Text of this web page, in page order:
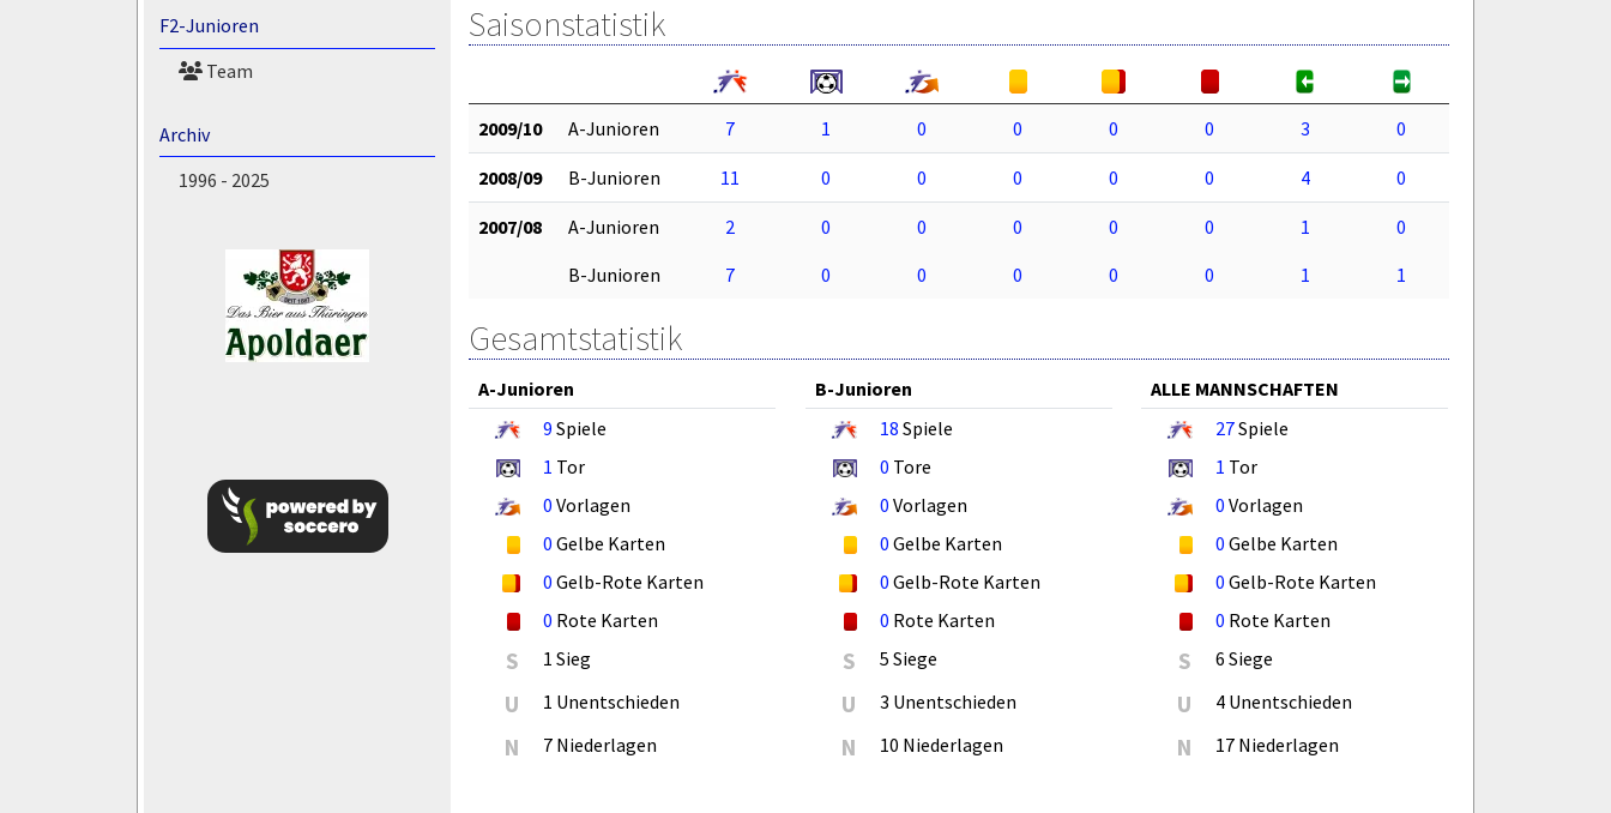
F2-Junioren
Team
Archiv
1996 - 2025
Saisonstatistik
2009/10 A-Junioren 7 1 0 0 0 0 3 0
2008/09 B-Junioren 11 0 0 0 0 0 4 0
2007/08 A-Junioren 2 0 0 0 0 0 1
0
B-Junioren
7 0 0 0 0 0 1 1
Gesamtstatistik
A-Junioren
9 Spiele
1 Tor
0 Vorlagen
0 Gelbe Karten
0 Gelb-Rote Karten
0 Rote Karten
S 1 Sieg
U 1 Unentschieden
N 7 Niederlagen
B-Junioren
18 Spiele
0 Tore
0 Vorlagen
0 Gelbe Karten
0 Gelb-Rote Karten
0 Rote Karten
S 5 Siege
U 3 Unentschieden
N 10 Niederlagen
ALLE MANNSCHAFTEN
27Spiele
1 Tor
0 Vorlagen
0 Gelbe Karten
0 Gelb-Rote Karten
0 Rote Karten
S 6 Siege
U 4 Unentschieden
N 17 Niederlagen